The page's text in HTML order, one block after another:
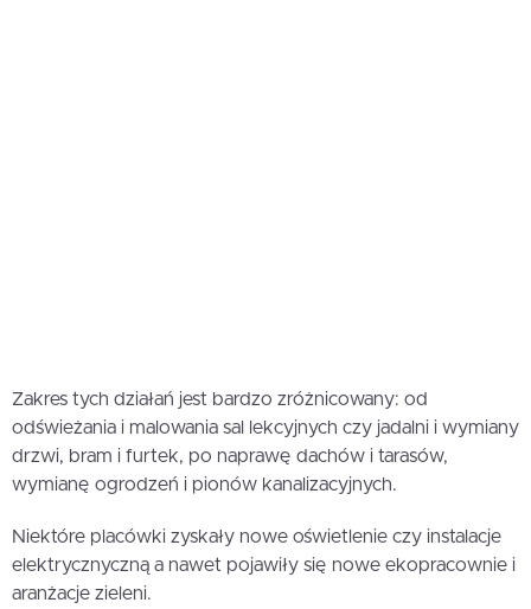
Zakres tych działań jest bardzo zróżnicowany: od
odświeżania i malowania sal lekcyjnych czy jadalni i wymiany
drzwi, bram i furtek, po naprawę dachów i tarasów,
wymianę ogrodzeń i pionów kanalizacyjnych.
Niektóre placówki zyskały nowe oświetlenie czy instalacje
elektrycznyczną a nawet pojawiły się nowe ekopracownie i
aranżacje zieleni.